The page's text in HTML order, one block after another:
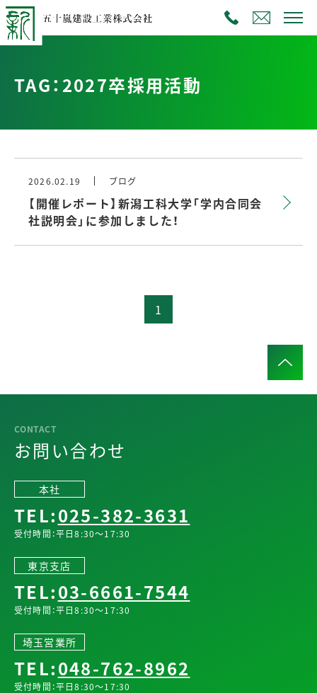
TAG：2027卒採用活動
2026.02.19 ブログ
【開催レポート】新潟工科大学「学内合同会
社説明会」に参加しました！
1
お問い合わせ
本社
TEL:025-382-3631
受付時間：平日8:30～17:30
東京支店
TEL:03-6661-7544
受付時間：平日8:30～17:30
埼玉営業所
TEL:048-762-8962
受付時間：平日8:30～17:30